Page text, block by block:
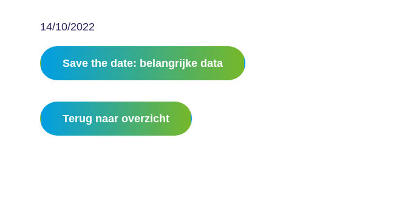
14/10/2022
Save the date: belangrijke data
Terug naar overzicht